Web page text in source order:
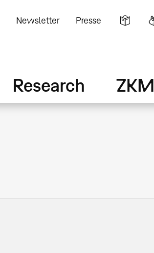
Newsletter Presse
Research ZKM